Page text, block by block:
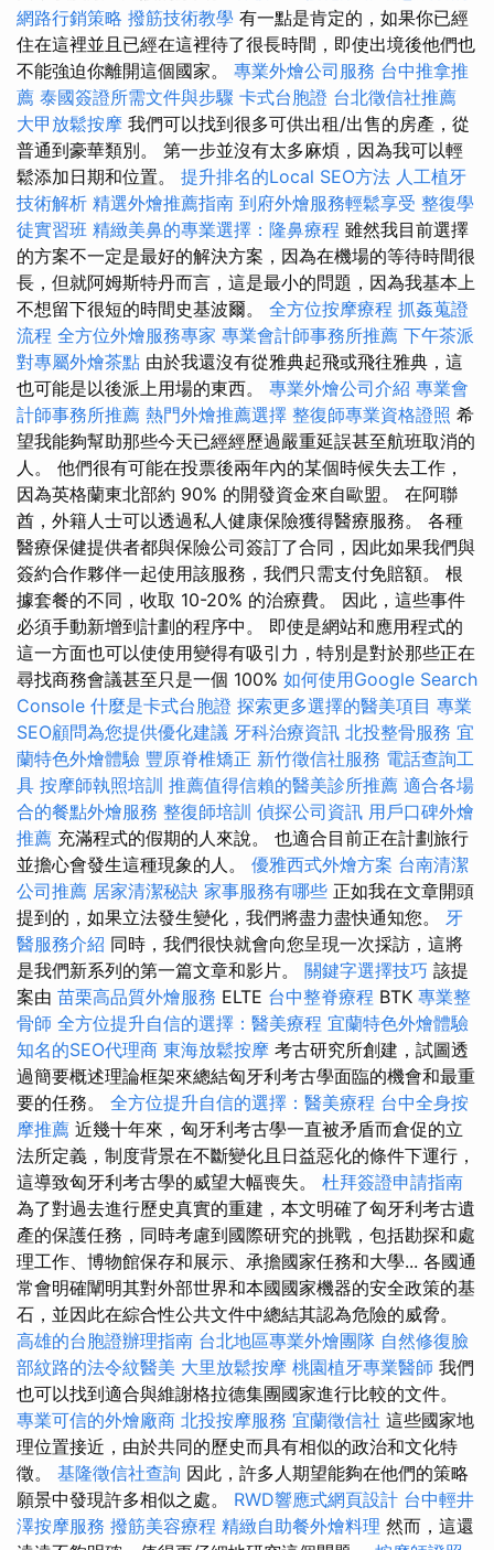
網路行銷策略 撥筋技術教學 有一點是肯定的，如果你已經
住在這裡並且已經在這裡待了很長時間，即使出境後他們也
不能強迫你離開這個國家。 專業外燴公司服務 台中推拿推
薦 泰國簽證所需文件與步驟 卡式台胞證 台北徵信社推薦
大甲放鬆按摩 我們可以找到很多可供出租/出售的房產，從
普通到豪華類別。 第一步並沒有太多麻煩，因為我可以輕
鬆添加日期和位置。 提升排名的Local SEO方法 人工植牙
技術解析 精選外燴推薦指南 到府外燴服務輕鬆享受 整復學
徒實習班 精緻美鼻的專業選擇：隆鼻療程 雖然我目前選擇
的方案不一定是最好的解決方案，因為在機場的等待時間很
長，但就阿姆斯特丹而言，這是最小的問題，因為我基本上
不想留下很短的時間史基波爾。 全方位按摩療程 抓姦蒐證
流程 全方位外燴服務專家 專業會計師事務所推薦 下午茶派
對專屬外燴茶點 由於我還沒有從雅典起飛或飛往雅典，這
也可能是以後派上用場的東西。 專業外燴公司介紹 專業會
計師事務所推薦 熱門外燴推薦選擇 整復師專業資格證照 希
望我能夠幫助那些今天已經經歷過嚴重延誤甚至航班取消的
人。 他們很有可能在投票後兩年內的某個時候失去工作，
因為英格蘭東北部約 90% 的開發資金來自歐盟。 在阿聯
酋，外籍人士可以透過私人健康保險獲得醫療服務。 各種
醫療保健提供者都與保險公司簽訂了合同，因此如果我們與
簽約合作夥伴一起使用該服務，我們只需支付免賠額。 根
據套餐的不同，收取 10-20% 的治療費。 因此，這些事件
必須手動新增到計劃的程序中。 即使是網站和應用程式的
這一方面也可以使使用變得有吸引力，特別是對於那些正在
尋找商務會議甚至只是一個 100% 如何使用Google Search
Console 什麼是卡式台胞證 探索更多選擇的醫美項目 專業
SEO顧問為您提供優化建議 牙科治療資訊 北投整骨服務 宜
蘭特色外燴體驗 豐原脊椎矯正 新竹徵信社服務 電話查詢工
具 按摩師執照培訓 推薦值得信賴的醫美診所推薦 適合各場
合的餐點外燴服務 整復師培訓 偵探公司資訊 用戶口碑外燴
推薦 充滿程式的假期的人來說。 也適合目前正在計劃旅行
並擔心會發生這種現象的人。 優雅西式外燴方案 台南清潔
公司推薦 居家清潔秘訣 家事服務有哪些 正如我在文章開頭
提到的，如果立法發生變化，我們將盡力盡快通知您。 牙
醫服務介紹 同時，我們很快就會向您呈現一次採訪，這將
是我們新系列的第一篇文章和影片。 關鍵字選擇技巧 該提
案由 苗栗高品質外燴服務 ELTE 台中整脊療程 BTK 專業整
骨師 全方位提升自信的選擇：醫美療程 宜蘭特色外燴體驗
知名的SEO代理商 東海放鬆按摩 考古研究所創建，試圖透
過簡要概述理論框架來總結匈牙利考古學面臨的機會和最重
要的任務。 全方位提升自信的選擇：醫美療程 台中全身按
摩推薦 近幾十年來，匈牙利考古學一直被矛盾而倉促的立
法所定義，制度背景在不斷變化且日益惡化的條件下運行，
這導致匈牙利考古學的威望大幅喪失。 杜拜簽證申請指南
為了對過去進行歷史真實的重建，本文明確了匈牙利考古遺
產的保護任務，同時考慮到國際研究的挑戰，包括勘探和處
理工作、博物館保存和展示、承擔國家任務和大學... 各國通
常會明確闡明其對外部世界和本國國家機器的安全政策的基
石，並因此在綜合性公共文件中總結其認為危險的威脅。
高雄的台胞證辦理指南 台北地區專業外燴團隊 自然修復臉
部紋路的法令紋醫美 大里放鬆按摩 桃園植牙專業醫師 我們
也可以找到適合與維謝格拉德集團國家進行比較的文件。
專業可信的外燴廠商 北投按摩服務 宜蘭徵信社 這些國家地
理位置接近，由於共同的歷史而具有相似的政治和文化特
徵。 基隆徵信社查詢 因此，許多人期望能夠在他們的策略
願景中發現許多相似之處。 RWD響應式網頁設計 台中輕井
澤按摩服務 撥筋美容療程 精緻自助餐外燴料理 然而，這還